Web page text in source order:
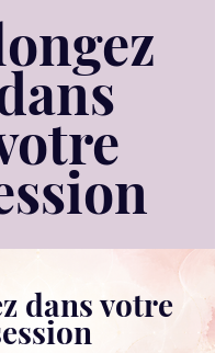
dans votre